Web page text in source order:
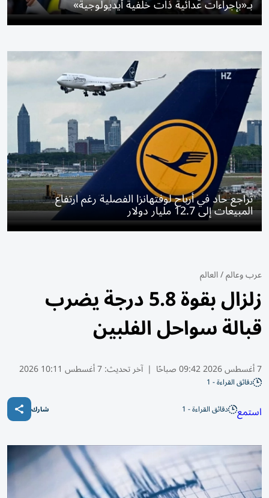
بـ«بإجراءات عدائية ذات خلفية أيديولوجية»
تَراجع حاد في أرباح لوفتهانزا الفصلية رغم ارتفاع
المبيعات إلى 12.7 مليار دولار
عرب وعالم/العالم
زلزال بقوة 5.8 درجة يضرب
قبالة سواحل الفلبين
7 أغسطس 2026 09:42 صباحًا | آخر تحديث:7 أغسطس 10:11 2026
دقائق القراءة - 1
استمع دقائق القراءة - 1 شارك